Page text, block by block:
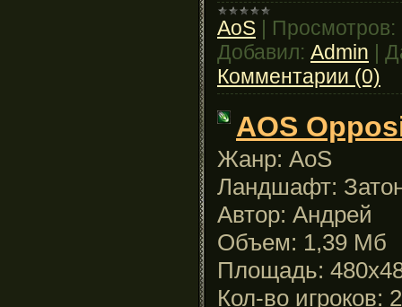
AoS | Просмотров:
Добавил: Admin |
Комментарии (0)
AOS
Жанр: AoS
Ландшафт:
Автор: Андрей
Объем: 1,39 Мб
Площадь:
Кол-во игроков: